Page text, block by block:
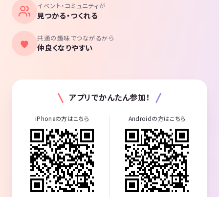
イベント・コミュニティが
見つかる・つくれる
共通の趣味でつながるから
仲良くなりやすい
アプリでかんたん参加！
iPhoneの方はこちら Androidの方はこちら